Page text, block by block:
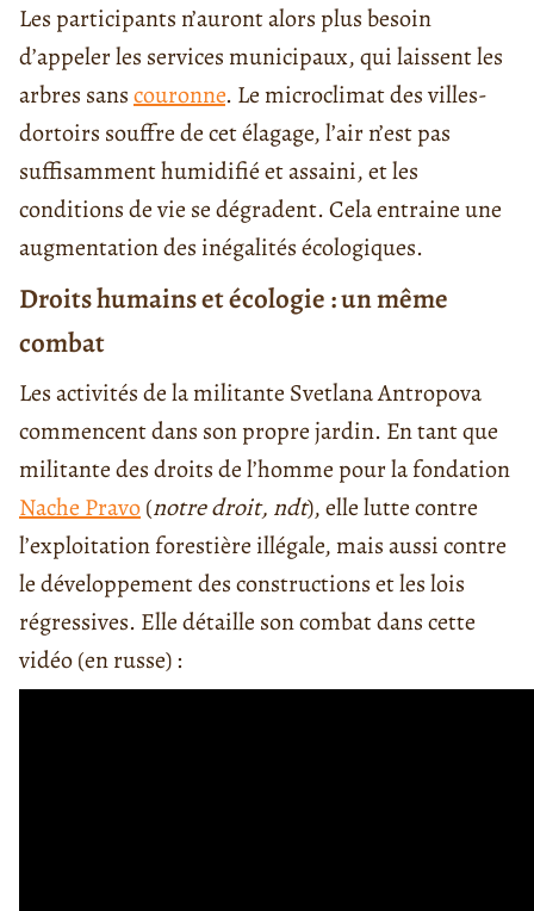
Les participants n’auront alors plus besoin
d’appeler les services municipaux, qui laissent les
arbres sanscouronne. Le microclimat des villes-
dortoirs souffre de cet élagage, l’air n’est pas
suffisamment humidifié et assaini, et les
conditions de vie se dégradent. Cela entraine une
augmentation des inégalités écologiques.
Droits humains et écologie : un même
combat
Les activités de la militante Svetlana Antropova
commencent dans son propre jardin. En tant que
militante des droits de l’homme pour la fondation
Nache Pravo(notre droit, ndt), elle lutte contre
l’exploitation forestière illégale, mais aussi contre
le développement des constructions et les lois
régressives. Elle détaille son combat dans cette
vidéo (en russe) :